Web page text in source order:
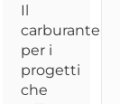
Il
carburante
per i
progetti
che